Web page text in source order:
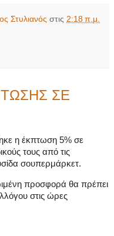
Στυλιανός στις 2:18 π.μ.
ΣΕ
η έκπτωση 5% σε
τους από τις
σουπερμάρκετ.
προσφορά θα πρέπει
στις ώρες